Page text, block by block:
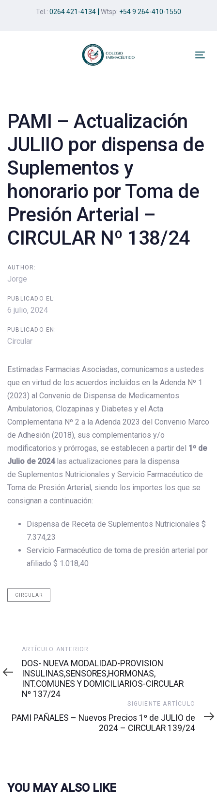
Tel.: 0264 421-4134 Wtsp: +54 9 264-410-1550
PAMI – Actualización
JULIIO por dispensa de
Suplementos y
honorario por Toma de
Presión Arterial –
CIRCULAR Nº 138/24
AUTHOR:
Jorge
PUBLICADO EL:
6 julio, 2024
PUBLICADO EN:
Circular
Estimadas Farmacias Asociadas, comunicamos a ustedes
que en virtud de los acuerdos incluidos en la Adenda Nº 1
(2023) al Convenio de Dispensa de Medicamentos
Ambulatorios, Clozapinas y Diabetes y el Acta
Complementaria Nº 2 a la Adenda 2023 del Convenio Marco
de Adhesión (2018), sus complementarios y/o
modificatorios y prórrogas, se establecen a partir del 1º de
Julio de 2024las actualizaciones para la dispensa
de Suplementos Nutricionales y Servicio Farmacéutico de
Toma de Presión Arterial, siendo los importes los que se
consignan a continuación:
Dispensa de Receta de Suplementos Nutricionales $
7.374,23
Servicio Farmacéutico de toma de presión arterial por
afiliado $ 1.018,40
CIRCULAR
navigation
Artículo
anterior
ARTÍCULO ANTERIOR
DOS- NUEVA MODALIDAD-PROVISION
INSULINAS,SENSORES,HORMONAS,
INT.COMUNES Y DOMICILIARIOS-CIRCULAR
Nº 137/24
artículo
SIGUIENTE ARTÍCULO
PAMI PAÑALES – Nuevos Precios 1º de JULIO de
2024 – CIRCULAR 139/24
YOU MAY ALSO LIKE